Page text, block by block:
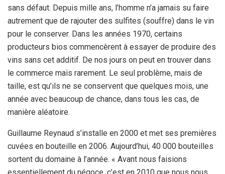
sans défaut. Depuis mille ans, l’homme n’a jamais su faire
autrement que de rajouter des sulfites (souffre) dans le vin
pour le conserver. Dans les années 1970, certains
producteurs bios commencèrent à essayer de produire des
vins sans cet additif. De nos jours on peut en trouver dans
le commerce mais rarement. Le seul problème, mais de
taille, est qu’ils ne se conservent que quelques mois, une
année avec beaucoup de chance, dans tous les cas, de
manière aléatoire.
Guillaume Reynaud s’installe en 2000 et met ses premières
cuvées en bouteille en 2006. Aujourd’hui, 40 000 bouteilles
sortent du domaine à l’année. « Avant nous faisions